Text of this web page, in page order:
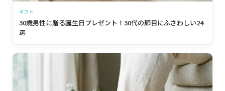
ギフト
30歳男性に贈る誕生日プレゼント！30代の節目にふさわしい24
選